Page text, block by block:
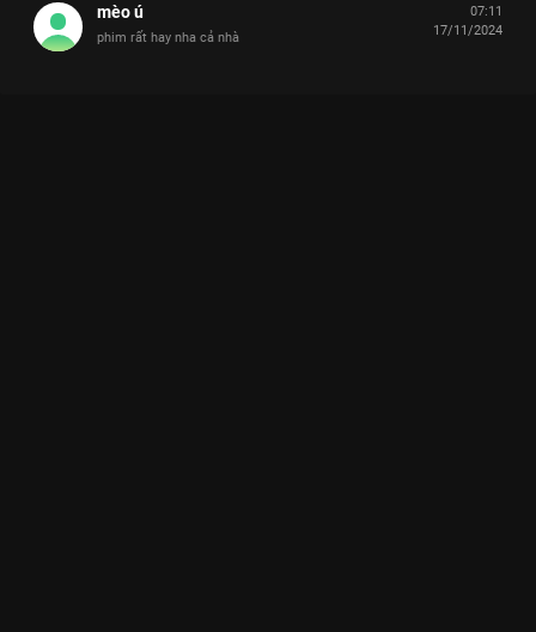
mèo ú
phim rất hay nha cả nhà
07:11
17/11/2024